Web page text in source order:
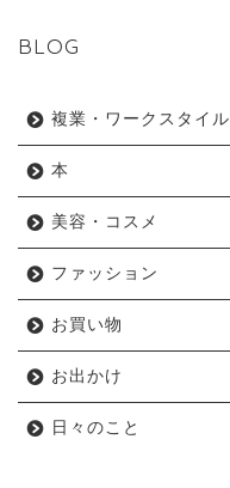
BLOG
複業・ワークスタイル
本
美容・コスメ
ファッション
お買い物
お出かけ
日々のこと